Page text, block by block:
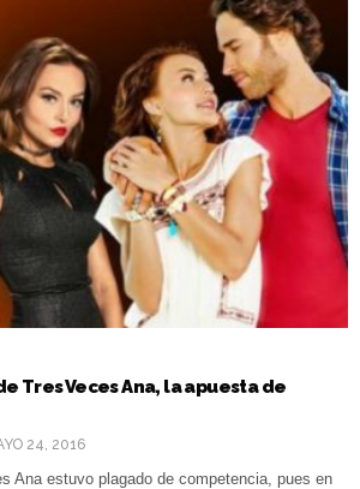
Tres Veces Ana, la apuesta de
24, 2016
Ana estuvo plagado de competencia, pues en